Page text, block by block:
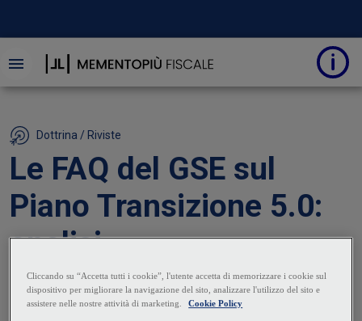
Dottrina / Riviste
Le FAQ del GSE sul
Piano Transizione 5.0:
analisi
14 Aprile 2025 |Maurizio Maraglino Misciagna